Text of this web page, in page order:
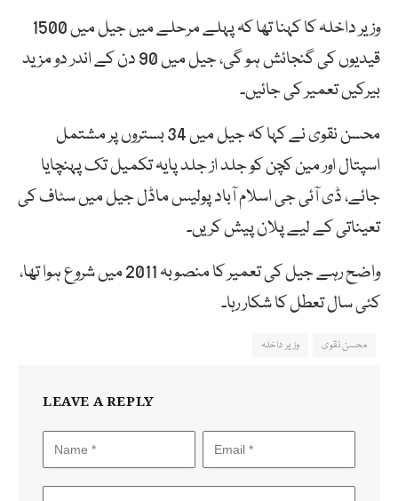
وزیر داخلہ کا کہنا تھا کہ پہلے مرحلے میں جیل میں 1500
قیدیوں کی گنجائش ہو گی، جیل میں 90 دن کے اندر دو مزید
بیرکیں تعمیر کی جائیں۔
محسن نقوی نے کہا کہ جیل میں 34 بستروں پر مشتمل
اسپتال اور مین کچن کو جلد از جلد پایہ تکمیل تک پہنچایا
جائے، ڈی آئی جی اسلام آباد پولیس ماڈل جیل میں سٹاف کی
تعیناتی کے لیے پلان پیش کریں۔
واضح رہے جیل کی تعمیر کا منصوبہ 2011 میں شروع ہوا تھا،
کئی سال تعطل کا شکار رہا۔
محسن نقوی وزیر داخلہ
LEAVE A REPLY